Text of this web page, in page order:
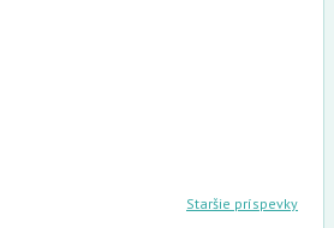
Staršie príspevky